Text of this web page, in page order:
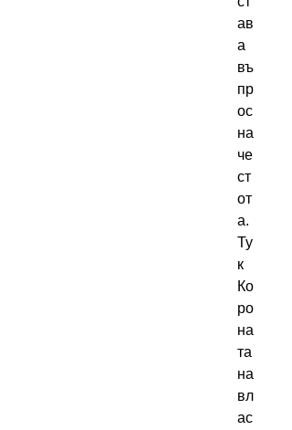
ав
а
въ
пр
ос
на
че
ст
от
а.
Ту
к
Ко
ро
на
та
на
вл
ас